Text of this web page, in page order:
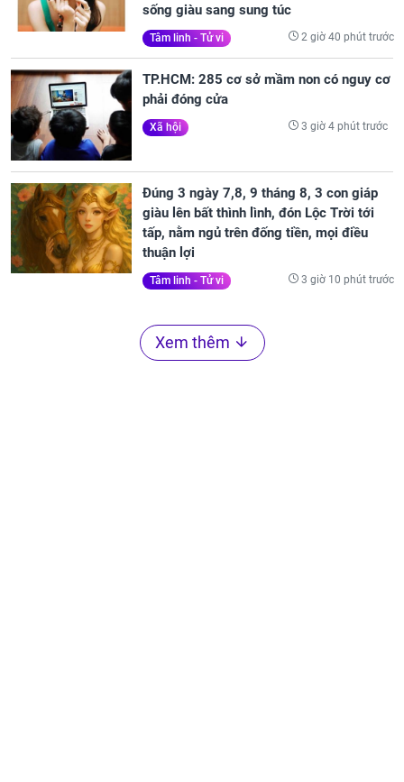
sống giàu sang sung túc
Tâm linh - Tử vi 2 giờ 40 phút trước
TP.HCM: 285 cơ sở mầm non có nguy cơ
phải đóng cửa
Xã hội 3 giờ 4 phút trước
Đúng 3 ngày 7,8, 9 tháng 8, 3 con giáp
giàu lên bất thình lình, đón Lộc Trời tới
tấp, nằm ngủ trên đống tiền, mọi điều
thuận lợi
Tâm linh - Tử vi 3 giờ 10 phút trước
Xem thêm